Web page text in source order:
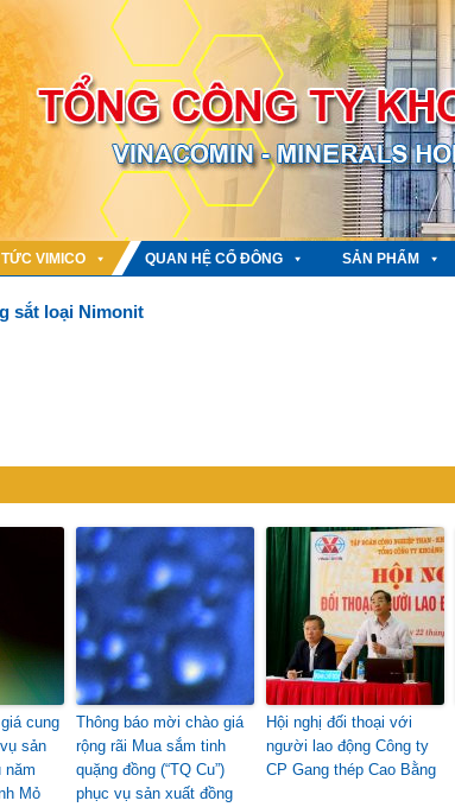
VIMICO QUAN HỆ CỔ ĐÔNG SẢN PHẨM
sắt loại Nimonit
cung
sản
năm
Mỏ
Thông báo mời chào giá
rộng rãi Mua sắm tinh
quặng đồng (“TQ Cu”)
phục vụ sản xuất đồng
Hội nghị đối thoại với
người lao động Công ty
CP Gang thép Cao Bằng